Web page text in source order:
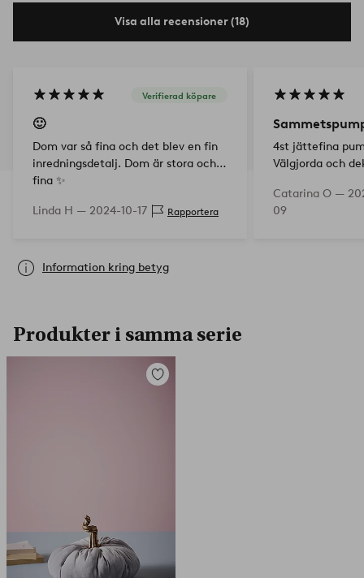
Visa alla recensioner (18)
Verifierad köpare
🙂
Dom var så fina och det blev en fin
inredningsdetalj. Dom är stora och
fina ✨️
Linda H — 2024-10-17 Rapportera
4st jättefina
Välgjorda och
Catarina O —
09
Information kring betyg
Produkter i samma serie
Lägg